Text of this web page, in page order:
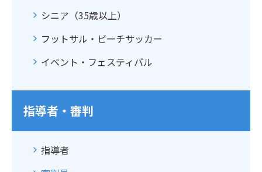
シニア（35歳以上）
フットサル・ビーチサッカー
イベント・フェスティバル
指導者・審判
指導者